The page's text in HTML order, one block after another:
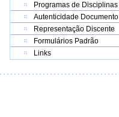
Programas de Disciplinas
Autenticidade Documento
Representação Discente
Formulários Padrão
Links